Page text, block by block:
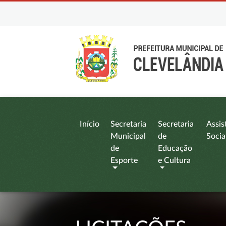
Início
Secretaria
Municipal
de
Esporte
Secretaria
de
Educação
e Cultura